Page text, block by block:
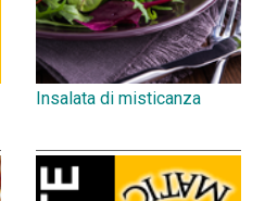
Insalata di misticanza